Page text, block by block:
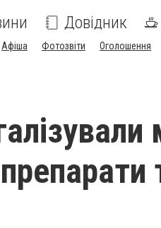
Довідник
Афіша Фотозвіти Оголошення